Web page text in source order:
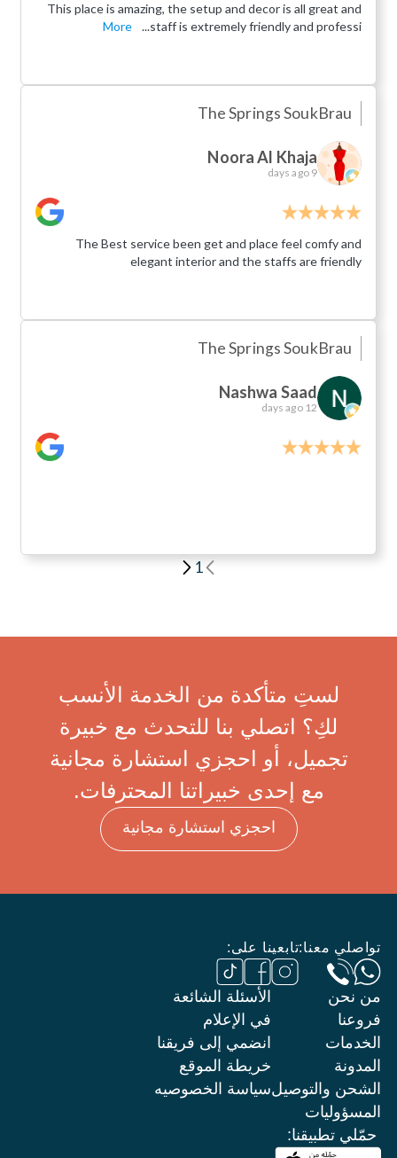
This place is amazing, the setup and decor is all great and
staff is extremely friendly and professi...
More
Brau
The Springs Souk
Noora Al Khaja
9 days ago
The Best service been get and place feel comfy and
elegant interior and the staffs are friendly
Brau
The Springs Souk
Nashwa Saad
12 days ago
1
لستِ متأكدة من الخدمة الأنسب
لكِ؟ اتصلي بنا للتحدث مع خبيرة
تجميل، أو احجزي استشارة مجانية
مع إحدى خبيراتنا المحترفات.
احجزي استشارة مجانية
تواصلي معنا:تابعينا على:
من نحن
فروعنا
الخدمات
المدونة
الشحن والتوصيل
المسؤوليات
الأسئلة الشائعة
في الإعلام
انضمي إلى فريقنا
خريطة الموقع
سياسة الخصوصيه
حمّلي تطبيقنا: